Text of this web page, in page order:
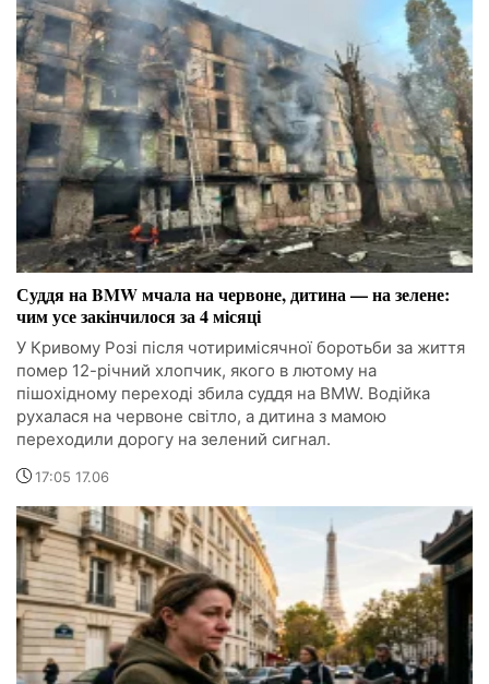
Суддя на BMW мчала на червоне, дитина — на зелене:
чим усе закінчилося за 4 місяці
У Кривому Розі після чотиримісячної боротьби за життя
помер 12-річний хлопчик, якого в лютому на
пішохідному переході збила суддя на BMW. Водійка
рухалася на червоне світло, а дитина з мамою
переходили дорогу на зелений сигнал.
17:05 17.06